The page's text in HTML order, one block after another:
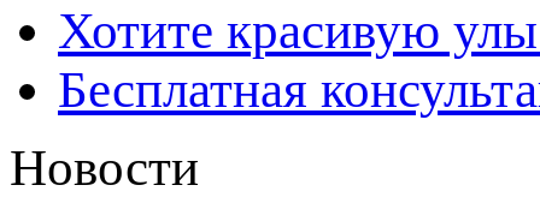
Хотите красивую
Бесплатная
Новости